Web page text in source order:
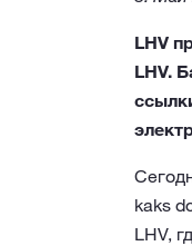
LHV
LHV.
kaks
LHV,